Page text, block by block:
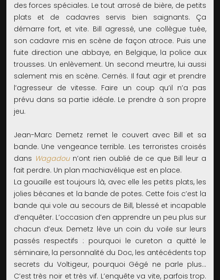
des forces spéciales. Le tout arrosé de bière, de petits
plats et de cadavres servis bien saignants. Ça
démarre fort, et vite. Bill agressé, une collègue tuée,
son cadavre mis en scène de façon atroce. Puis une
fuite direction une abbaye, en Belgique, la police aux
trousses. Un enlèvement. Un second meurtre, lui aussi
salement mis en scène. Cernés. Il faut agir et prendre
l’agresseur de vitesse. Faire un coup qu’il n’a pas
prévu dans sa partie idéale. Le prendre à son propre
jeu.
Jean-Marc Demetz remet le couvert avec Bill et sa
bande. Une vengeance terrible. Les terroristes croisés
dans Wagadoun’ont rien oublié de ce que Bill leur a
fait perdre. Un plan machiavélique est en place.
La gouaille est toujours là, avec elle les petits plats, les
jolies bécanes et la bande de potes. Cette fois c’est la
bande qui vole au secours de Bill, blessé et incapable
d’enquêter. L’occasion d’en apprendre un peu plus sur
chacun d’eux. Demetz lève un coin du voile sur leurs
passés respectifs : pourquoi le cureton a quitté le
séminaire, la personnalité du Doc, les antécédents top
secrets du Voltigeur, pourquoi Gégé ne parle plus…
C’est très noir et très vif. L’enquête va vite, parfois trop.